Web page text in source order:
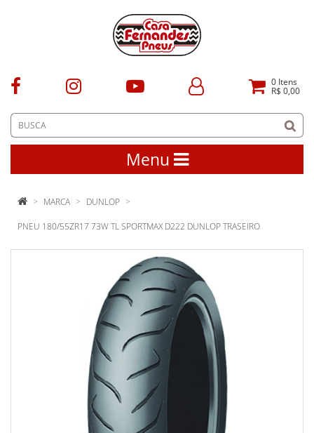
0 Itens
R$ 0,00
Menu
MARCA DUNLOP
PNEU 180/55ZR17 73W TL SPORTMAX D222 DUNLOP TRASEIRO